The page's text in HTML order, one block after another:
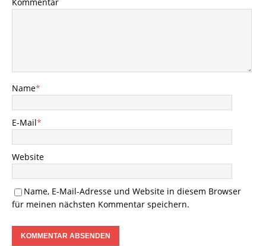
Kommentar
Name*
E-Mail*
Website
Name, E-Mail-Adresse und Website in diesem Browser
für meinen nächsten Kommentar speichern.